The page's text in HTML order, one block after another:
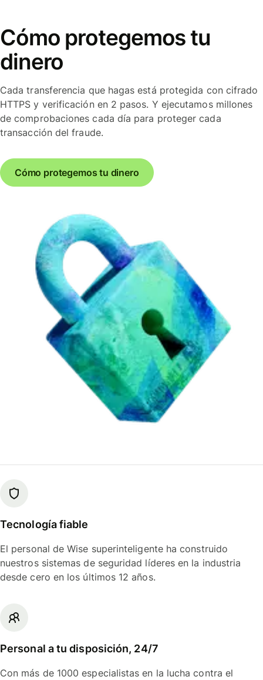
Cómo protegemos tu
dinero
Cada transferencia que hagas está protegida con cifrado
HTTPS y verificación en 2 pasos. Y ejecutamos millones
de comprobaciones cada día para proteger cada
transacción del fraude.
Cómo protegemos tu dinero
Tecnología fiable
El personal de Wise superinteligente ha construido
nuestros sistemas de seguridad líderes en la industria
desde cero en los últimos 12 años.
Personal a tu disposición, 24/7
Con más de 1000 especialistas en la lucha contra el